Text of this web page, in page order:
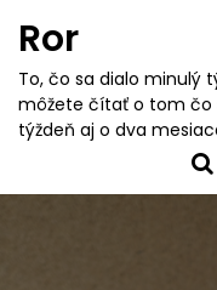
o
Ror
To, čo sa dialo minulý
môžete čítať o tom čo
týždeň aj o dva